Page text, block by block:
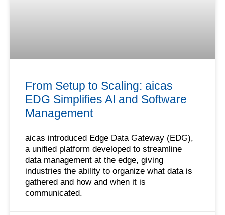
From Setup to Scaling: aicas
EDG Simplifies AI and Software
Management
aicas introduced Edge Data Gateway (EDG),
a unified platform developed to streamline
data management at the edge, giving
industries the ability to organize what data is
gathered and how and when it is
communicated.